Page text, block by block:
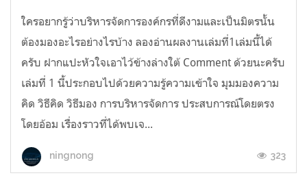
ใครอยากรู้ว่าบริหารจัดการองค์กรที่ดีงามและเป็นมิตรนั้น
ต้องมองอะไรอย่างไร​บ้าง ลองอ่าน​ผลงานเล่มที่1เล่มนี้ได้
ครับ​ ฝากแปะหัวใจเอาไว้ข้างล่างใต้​ Comment​ ด้วยนะครับ
เล่มที่​ 1​ นี้ประกอบไปด้วยความรู้ความเข้าใจ มุมมองความ
คิด วิธีคิด วิธีมอง การบริหารจัดการ ประสบการณ์โดยตรง
โดยอ้อม เรื่องราวที่ได้พบเจ...
ningnong 323